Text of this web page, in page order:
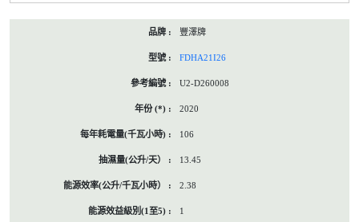
豐澤牌
FDHA21I26
U2-D260008
2020
106
13.45
2.38
1